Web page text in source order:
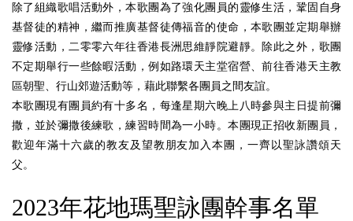
除了組織歌唱活動外，本歌團為了強化團員的靈修生活，鞏固自身
基督徒的精神，繼而推廣基督徒傳福音的使命，本歌團並定期舉辦
靈修活動，二零零六年往香港長洲思維靜院避靜。除此之外，歌團
不定期舉行一些餘暇活動，例如路環天主堂宿營、前往香港天主教
區朝聖、行山郊遊活動等，藉此聯繫各團員之間友誼。
本歌團現有團員約有十多名，每逢星期六晚上八時參與主日提前彌
撒，並於彌撒後練歌，練習時間為一小時。本團現正招收新團員，
歡迎年滿十六歲的教友及望教朋友加入本團，一齊以聖詠讚頌天
父。
2023年花地瑪聖詠團幹事名單